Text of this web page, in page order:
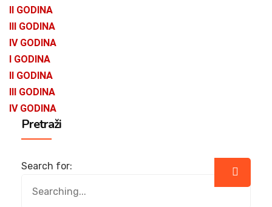
II GODINA
III GODINA
IV GODINA
I GODINA
II GODINA
III GODINA
IV GODINA
Pretraži
Search for: